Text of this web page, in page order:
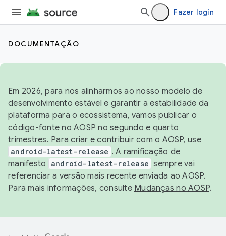
Fazer login
DOCUMENTAÇÃO
Em 2026, para nos alinharmos ao nosso modelo de
desenvolvimento estável e garantir a estabilidade da
plataforma para o ecossistema, vamos publicar o
código-fonte no AOSP no segundo e quarto
trimestres. Para criar e contribuir com o AOSP, use
android-latest-release . A ramificação de
manifesto
android-latest-release sempre vai
referenciar a versão mais recente enviada ao AOSP.
Para mais informações, consulte Mudanças no AOSP.